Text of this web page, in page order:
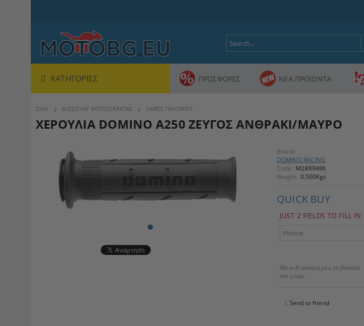
ΚΑΤΗΓΟΡΊΕΣ ΠΡΟΣΦΟΡΕΣ ΝΕΑ ΠΡΟΪΟΝΤΑ
Σπίτι ΑΞΕΣΟΥΑΡ ΜΟΤΟΣΙΚΛΈΤΑΣ ΛΑΒΈΣ ΤΙΜΟΝΙΟΎ
ΧΕΡΟΥΛΙΑ DOMINO A250 ΖΕΥΓΟΣ ΑΝΘΡΑΚΙ/ΜΑΥΡΟ
Brand:
DOMINO RACING
Code: M2#89486
Weight: 0.500Kgs
QUICK BUY
JUST 2 FIELDS TO FILL IN
We will contact you to finalize
the order
Send to friend